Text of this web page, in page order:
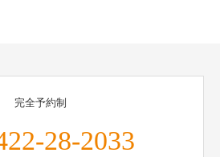
完全予約制
28-2033